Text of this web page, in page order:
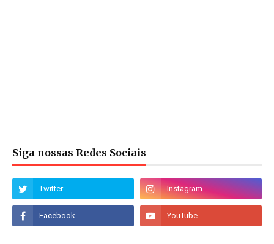
Siga nossas Redes Sociais